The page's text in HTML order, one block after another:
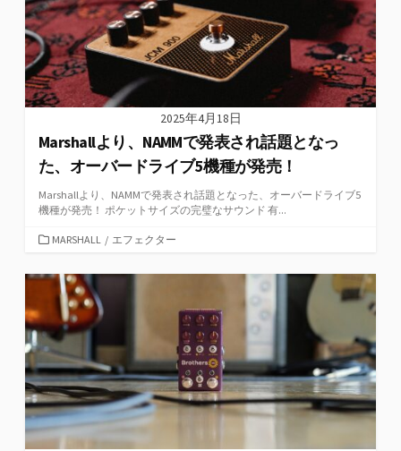
2025年4月18日
Marshallより、NAMMで発表され話題となっ
た、オーバードライブ5機種が発売！
Marshallより、NAMMで発表され話題となった、オーバードライブ5
機種が発売！ ポケットサイズの完璧なサウンド 有...
カ
ゴ
MARSHALL / エフェクター